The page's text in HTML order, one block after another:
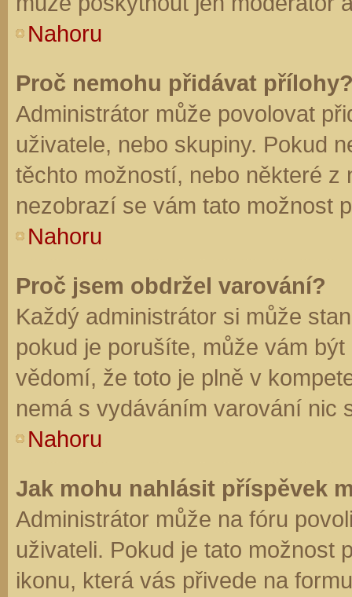
Nahoru
Proč nemohu přidávat
Administrátor může povolovat
uživatele, nebo skupiny. Pokud
těchto možností, nebo některé z
nezobrazí se vám tato možnost
Nahoru
Proč jsem obdržel varování?
Každý administrátor si může
pokud je porušíte, může vám
vědomí, že toto je plně v
nemá s vydáváním varování nic
Nahoru
Jak mohu nahlásit příspěvek
Administrátor může na fóru
uživateli. Pokud je tato možnost
ikonu, která vás přivede na